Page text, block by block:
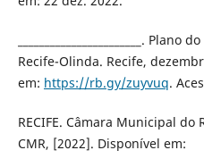
_______________________.
Recife-Olinda. Recife,
em: https://rb.gy/zuyvuq.
RECIFE. Câmara Municipal do
CMR, [2022]. Disponível em: